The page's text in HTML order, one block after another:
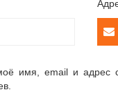
имя, email и адрес